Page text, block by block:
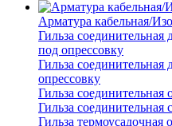
Арматура кабельная/
Гильза
под опрессовку
Гильза
опрессовку
Гильза соединительная
Гильза
Гильза термоусадочная